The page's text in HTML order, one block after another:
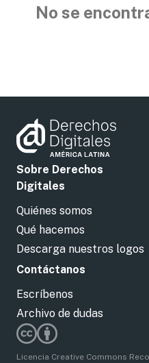
No se
Sobre Derechos
Digitales
Quiénes somos
Qué hacemos
Descarga nuestros logos
Contáctanos
Escríbenos
Archivo de dudas
Licencia Creative Commons